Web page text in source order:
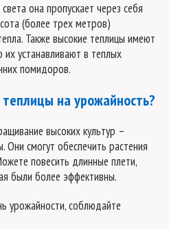
она пропускает через себя
(более трех метров)
Также высокие теплицы имеют
устанавливают в теплых
помидоров.
на урожайность?
высоких культур –
Они смогут обеспечить растения
повесить длинные плети,
были более эффективны.
урожайности, соблюдайте